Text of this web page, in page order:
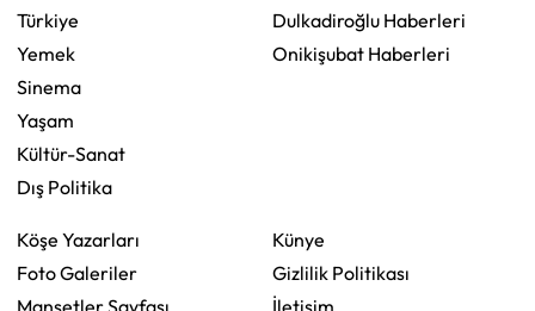
Türkiye
Yemek
Sinema
Yaşam
Kültür-Sanat
Dış Politika
Dulkadiroğlu Haberleri
Onikişubat Haberleri
Köşe Yazarları
Foto Galeriler
Manşetler Sayfası
Künye
Gizlilik Politikası
İletişim